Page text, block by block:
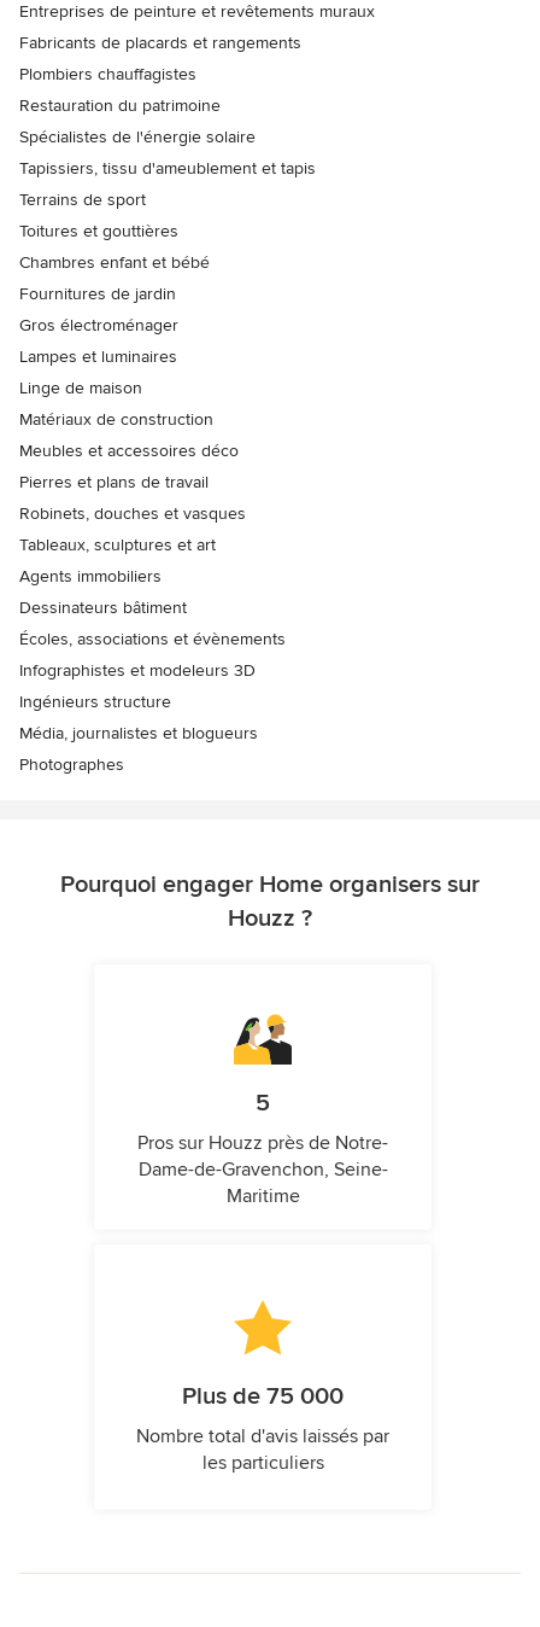
Entreprises de peinture et revêtements muraux
Fabricants de placards et rangements
Plombiers chauffagistes
Restauration du patrimoine
Spécialistes de l'énergie solaire
Tapissiers, tissu d'ameublement et tapis
Terrains de sport
Toitures et gouttières
Chambres enfant et bébé
Fournitures de jardin
Gros électroménager
Lampes et luminaires
Linge de maison
Matériaux de construction
Meubles et accessoires déco
Pierres et plans de travail
Robinets, douches et vasques
Tableaux, sculptures et art
Agents immobiliers
Dessinateurs bâtiment
Écoles, associations et évènements
Infographistes et modeleurs 3D
Ingénieurs structure
Média, journalistes et blogueurs
Photographes
Pourquoi engager Home organisers sur
Houzz ?
5
Pros sur Houzz près de Notre-
Dame-de-Gravenchon, Seine-
Maritime
Plus de 75 000
Nombre total d'avis laissés par
les particuliers